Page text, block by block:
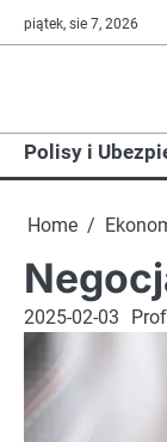
Skip
to
piątek, sie 7, 2026
Polisy i
Home
2025-02-03